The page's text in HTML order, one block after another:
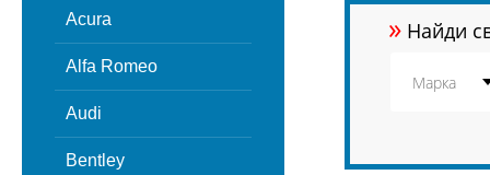
Acura
Alfa Romeo
Audi
Bentley
» Найди